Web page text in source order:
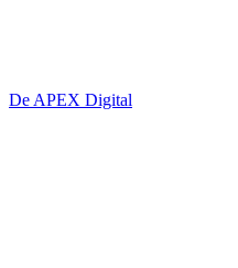
De APEX Digital